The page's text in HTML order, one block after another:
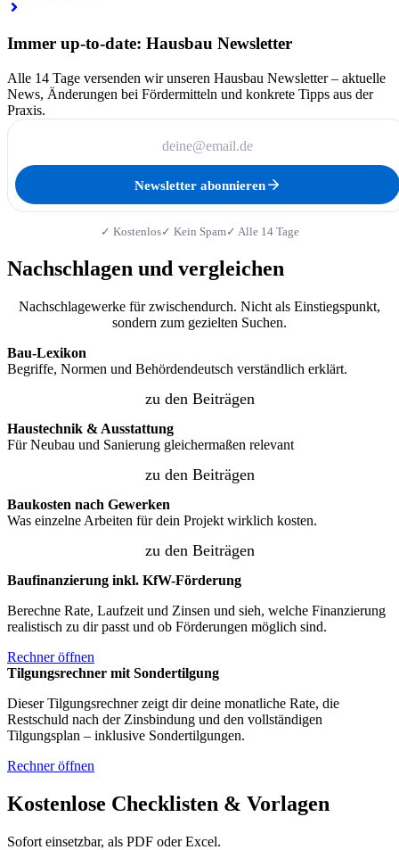
Immer up-to-date: Hausbau Newsletter
Alle 14 Tage versenden wir unseren Hausbau Newsletter – aktuelle
News, Änderungen bei Fördermitteln und konkrete Tipps aus der
Praxis.
Newsletter abonnieren
✓ Kostenlos✓ Kein Spam✓ Alle 14 Tage
Nachschlagen und vergleichen
Nachschlagewerke für zwischendurch. Nicht als Einstiegspunkt,
sondern zum gezielten Suchen.
Bau-Lexikon
Begriffe, Normen und Behördendeutsch verständlich erklärt.
zu den Beiträgen
Haustechnik & Ausstattung
Für Neubau und Sanierung gleichermaßen relevant
zu den Beiträgen
Baukosten nach Gewerken
Was einzelne Arbeiten für dein Projekt wirklich kosten.
zu den Beiträgen
Baufinanzierung inkl. KfW-Förderung
Berechne Rate, Laufzeit und Zinsen und sieh, welche Finanzierung
realistisch zu dir passt und ob Förderungen möglich sind.
Rechner öffnen
Tilgungsrechner mit Sondertilgung
Dieser Tilgungsrechner zeigt dir deine monatliche Rate, die
Restschuld nach der Zinsbindung und den vollständigen
Tilgungsplan – inklusive Sondertilgungen.
Rechner öffnen
Kostenlose Checklisten & Vorlagen
Sofort einsetzbar, als PDF oder Excel.